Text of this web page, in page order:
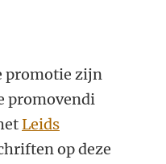
promotie zijn
promovendi
Leids
op deze